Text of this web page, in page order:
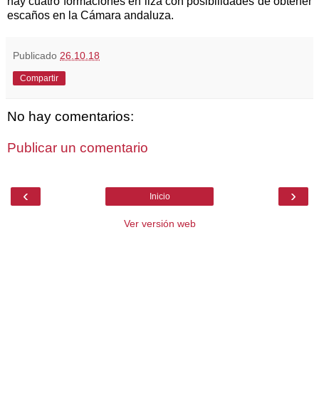
escaños en la Cámara andaluza.
Publicado 26.10.18
Compartir
No hay comentarios:
Publicar un comentario
‹ ›
Inicio
Ver versión web